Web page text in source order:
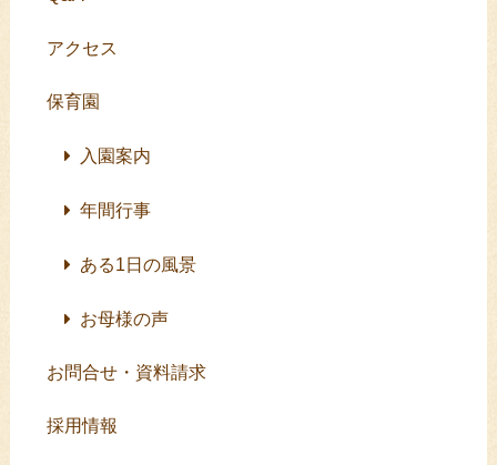
アクセス
保育園
入園案内
年間行事
ある1日の風景
お母様の声
お問合せ・資料請求
採用情報